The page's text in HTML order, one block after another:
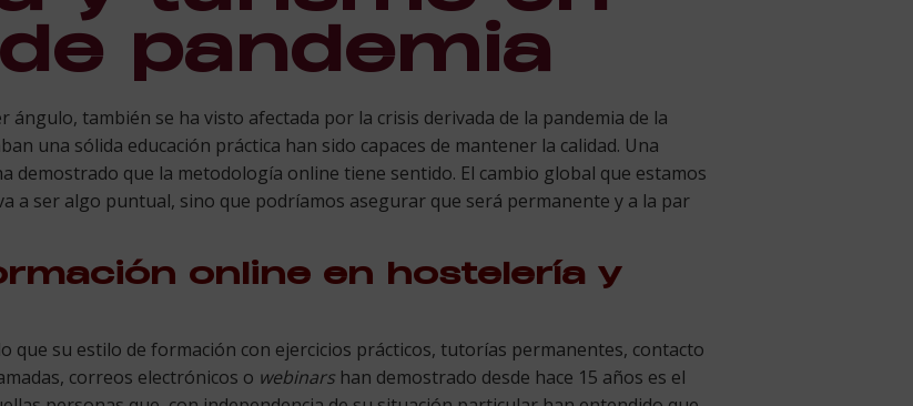
pandemia
ángulo, también se ha visto afectada por la crisis derivada de la pandemia de la
una sólida educación práctica han sido capaces de mantener la calidad. Una
demostrado que la metodología online tiene sentido. El cambio global que estamos
a ser algo puntual, sino que podríamos asegurar que será permanente y a la par
online en hostelería y
que su estilo de formación con ejercicios prácticos, tutorías permanentes, contacto
correos electrónicos o webinars han demostrado desde hace 15 años es el